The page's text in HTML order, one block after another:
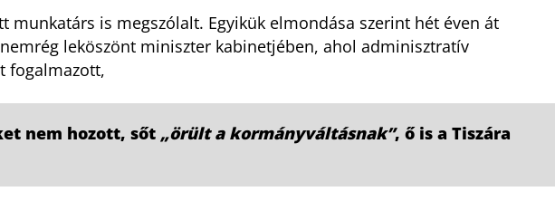
munkatárs is megszólalt. Egyikük elmondása szerint hét éven át
leköszönt miniszter kabinetjében, ahol adminisztratív
fogalmazott,
nem hozott, sőt „örült a kormányváltásnak”, ő is a Tiszára